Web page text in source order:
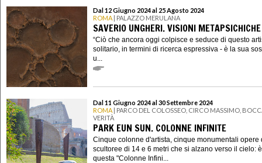
Dal 12 Giugno 2024 al 25 Agosto 2024
ROMA | PALAZZO MERULANA
SAVERIO UNGHERI. VISIONI METAPSICHICHE
“Ciò che ancora oggi colpisce e seduce di questo
solitario, in termini di ricerca espressiva - è la sua
u...
Dal 11 Giugno 2024 al 30 Settembre 2024
ROMA | PARCO DEL COLOSSEO, CIRCO MASSIMO,
VERITÀ
PARK EUN SUN. COLONNE INFINITE
Cinque colonne d'artista, cinque monumentali opere
scultoree di 14 e 6 metri che si alzano verso il cielo: è
questa "Colonne Infini...